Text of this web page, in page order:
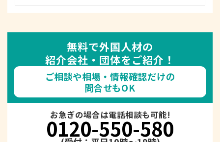
無料で外国人材の
紹介会社・団体をご紹介！
ご相談や相場・情報確認だけの
問合せもOK
お急ぎの場合は電話相談も可能!
0120-550-580